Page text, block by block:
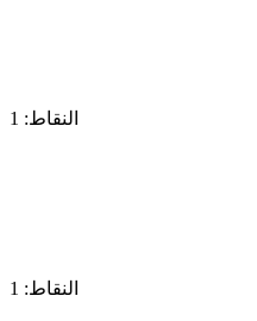
النقاط: 1
النقاط: 1